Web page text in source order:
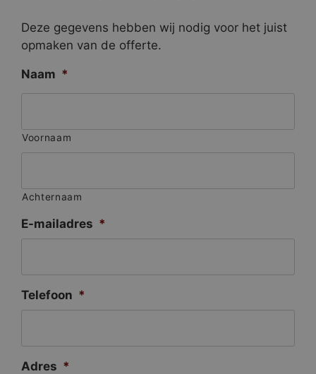
Deze gegevens hebben wij nodig voor het juist
opmaken van de offerte.
Naam *
Voornaam
Achternaam
E-mailadres *
Telefoon *
Adres *